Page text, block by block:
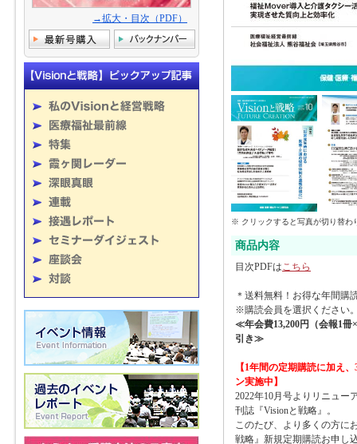
→拡大・目次（PDF）
※ クリックすると写真が切り替わ
商品内容
目次PDFはこちら
＊送料無料！お得な年間購
※購読会員を選択ください
≪年会費13,200円（会報1冊
引き≫
【1年間の定期購読に加え
ン実施中】
2022年10月号よりリニュー
刊誌『Visionと戦略』。
このたび、より多くの方に
戦略』新規定期購読お申し